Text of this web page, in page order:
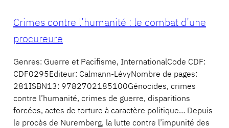
Crimes contre l’humanité : le combat d’une
procureure
Genres: Guerre et Pacifisme, InternationalCode CDF:
CDF0295Editeur: Calmann-LévyNombre de pages:
281ISBN13: 9782702185100Génocides, crimes
contre l’humanité, crimes de guerre, disparitions
forcées, actes de torture à caractère politique… Depuis
le procès de Nuremberg, la lutte contre l’impunité des